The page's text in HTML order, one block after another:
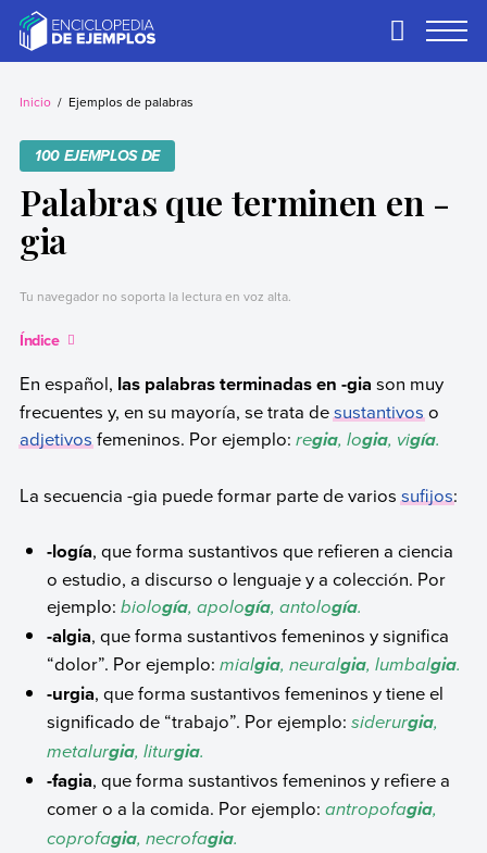
contentEjemplos
Necesitas ejemplos.
Primary
Inicio Ejemplos de palabras
100 EJEMPLOS DE
Palabras que terminen en -
gia
Tu navegador no soporta la lectura en voz alta.
Índice
En español, las palabras terminadas en -gia son muy
frecuentes y, en su mayoría, se trata desustantivoso
adjetivosfemeninos. Por ejemplo: regia, logia, vigía.
La secuencia -gia puede formar parte de variossufijos:
-logía, que forma sustantivos que refieren a ciencia
o estudio, a discurso o lenguaje y a colección. Por
ejemplo:biología, apología, antología.
-algia, que forma sustantivos femeninos y significa
“dolor”. Por ejemplo:mialgia, neuralgia, lumbalgia.
-urgia, que forma sustantivos femeninos y tiene el
significado de “trabajo”. Por ejemplo:siderurgia,
metalurgia, liturgia.
-fagia, que forma sustantivos femeninos y refiere a
comer o a la comida. Por ejemplo:antropofagia,
coprofagia, necrofagia.